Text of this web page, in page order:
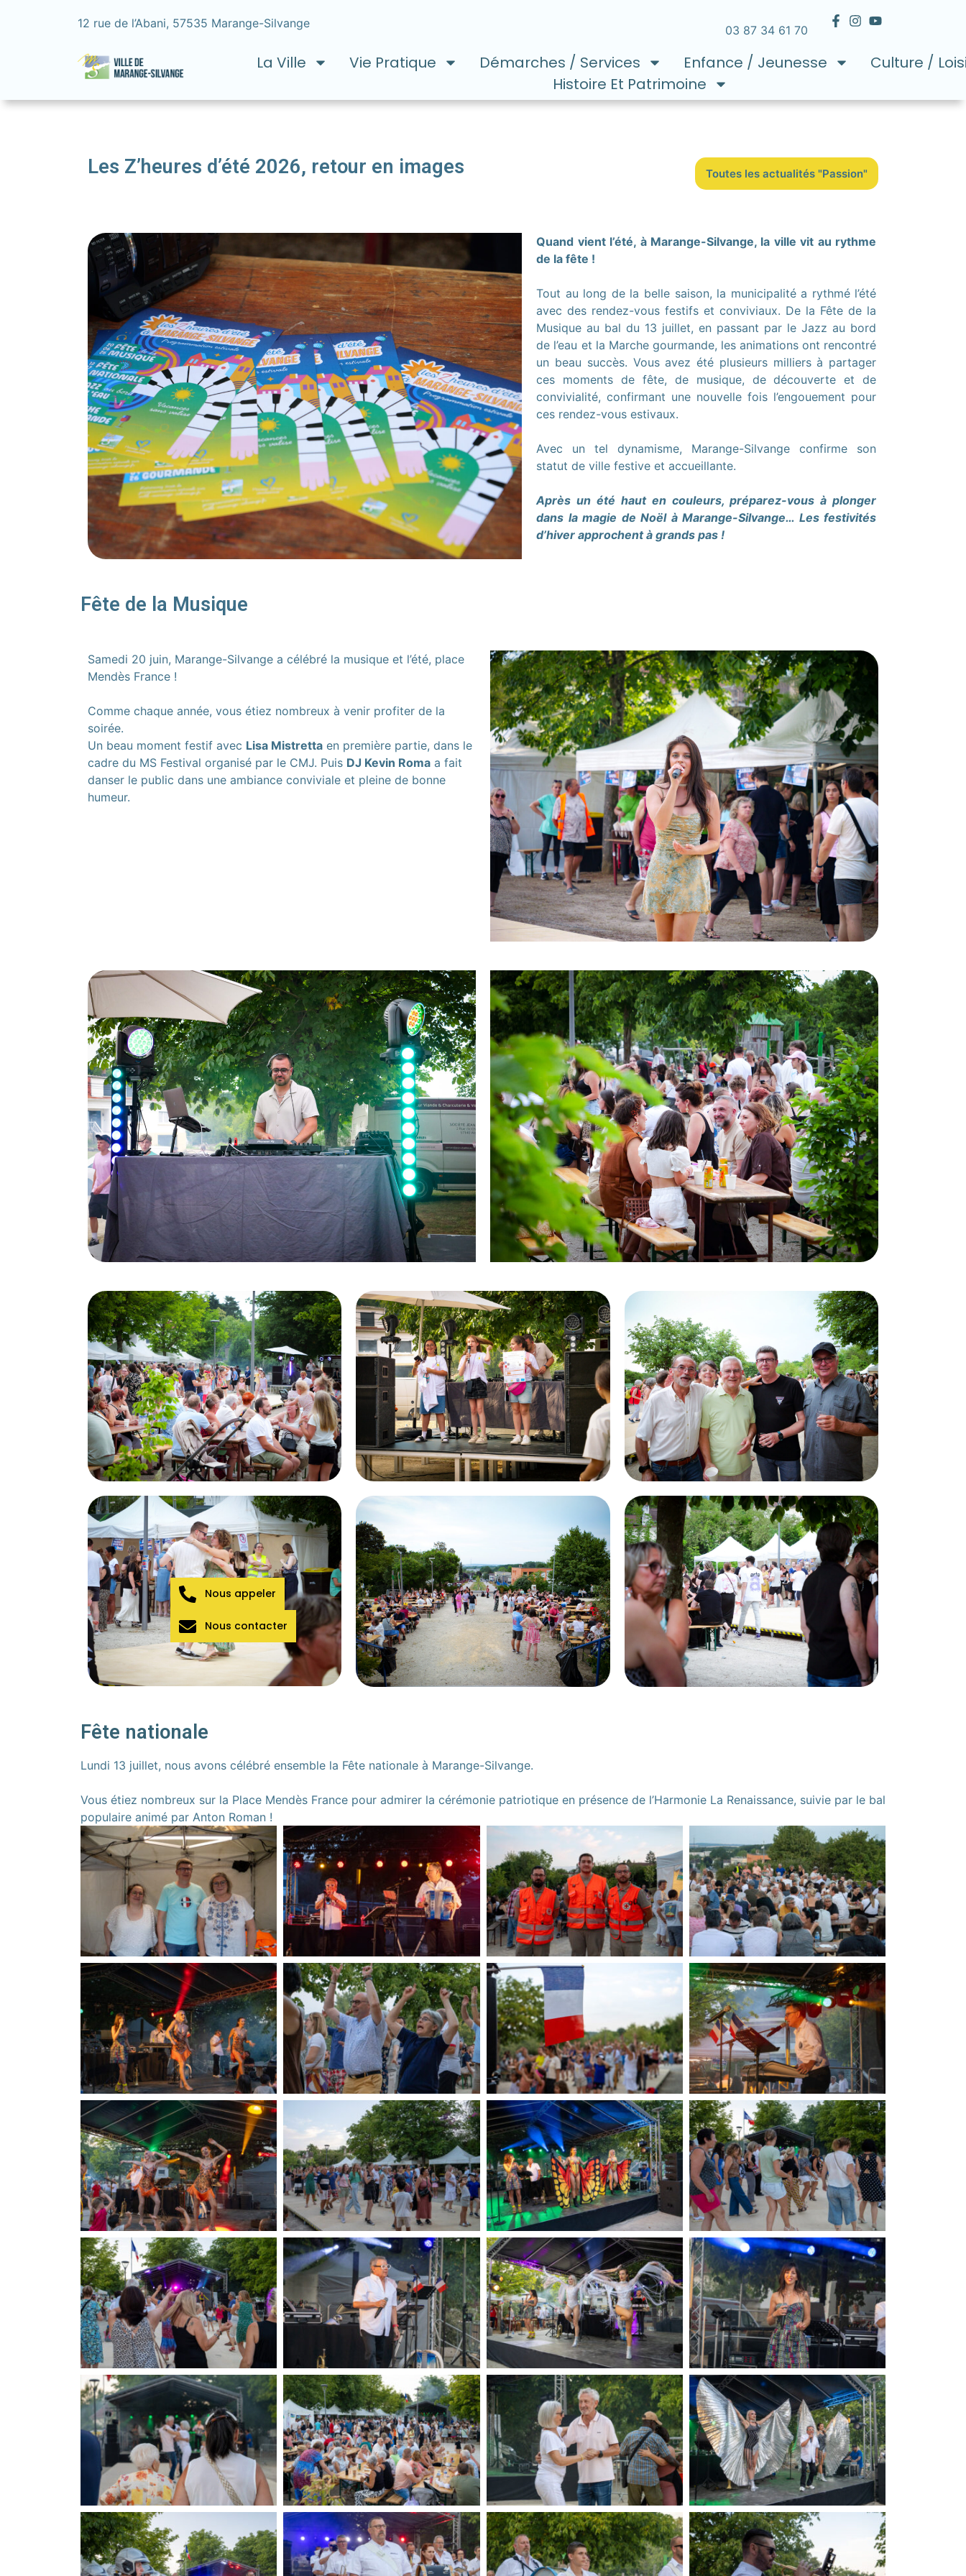
12 rue de l’Abani, 57535 Marange-Silvange 03 87 34 61 70
La Ville Vie Pratique Démarches / Services Enfance / Jeunesse
Culture /
Histoire Et Patrimoine
Les Z’heures d’été 2026, retour en images Toutes les actualités "Passion"
Quand vient l’été, à Marange-Silvange, la ville vit au rythme
de la fête !
Tout au long de la belle saison, la municipalité a rythmé l’été
avec des rendez-vous festifs et conviviaux. De la Fête de la
Musique au bal du 13 juillet, en passant par le Jazz au bord
de l’eau et la Marche gourmande, les animations ont rencontré
un beau succès. Vous avez été plusieurs milliers à partager
ces moments de fête, de musique, de découverte et de
convivialité, confirmant une nouvelle fois l’engouement pour
ces rendez-vous estivaux.
Avec un tel dynamisme, Marange-Silvange confirme son
statut de ville festive et accueillante.
Après un été haut en couleurs, préparez-vous à plonger
dans la magie de Noël à Marange-Silvange… Les festivités
d’hiver approchent à grands pas !
Fête de la Musique
Samedi 20 juin, Marange-Silvange a célébré la musique et l’été, place
Mendès France !
Comme chaque année, vous étiez nombreux à venir profiter de la
soirée.
Un beau moment festif avec Lisa Mistretta en première partie, dans le
cadre du MS Festival organisé par le CMJ. Puis DJ Kevin Roma a fait
danser le public dans une ambiance conviviale et pleine de bonne
humeur.
Fête nationale
Lundi 13 juillet, nous avons célébré ensemble la Fête nationale à Marange-Silvange.
Vous étiez nombreux sur la Place Mendès France pour admirer la cérémonie patriotique en présence de l’Harmonie La Renaissance, suivie par le bal
populaire animé par Anton Roman !
Nous appeler
Nous contacter